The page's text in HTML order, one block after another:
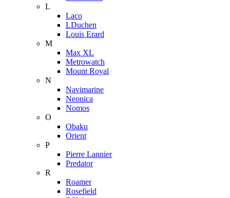
L
Laco
LDuchen
Louis Erard
M
Max XL
Metrowatch
Mount Royal
N
Navimarine
Neonica
Nomos
O
Obaku
Orient
P
Pierre Lannier
Predator
R
Roamer
Rosefield